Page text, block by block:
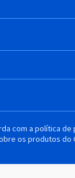
com a política
os produtos do